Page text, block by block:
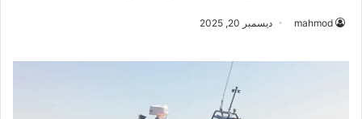
mahmod ديسمبر 20, 2025